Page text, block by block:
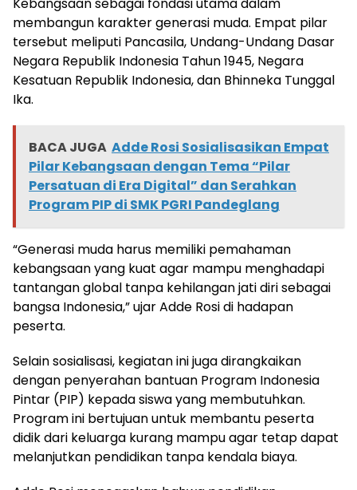
membangun karakter generasi muda. Empat pilar
tersebut meliputi Pancasila, Undang-Undang Dasar
Negara Republik Indonesia Tahun 1945, Negara
Kesatuan Republik Indonesia, dan Bhinneka Tunggal
Ika.
BACA JUGA Adde Rosi Sosialisasikan Empat
Pilar Kebangsaan dengan Tema “Pilar
Persatuan di Era Digital” dan Serahkan
Program PIP di SMK PGRI Pandeglang
“Generasi muda harus memiliki pemahaman
kebangsaan yang kuat agar mampu menghadapi
tantangan global tanpa kehilangan jati diri sebagai
bangsa Indonesia,” ujar Adde Rosi di hadapan
peserta.
Selain sosialisasi, kegiatan ini juga dirangkaikan
dengan penyerahan bantuan Program Indonesia
Pintar (PIP) kepada siswa yang membutuhkan.
Program ini bertujuan untuk membantu peserta
didik dari keluarga kurang mampu agar tetap dapat
melanjutkan pendidikan tanpa kendala biaya.